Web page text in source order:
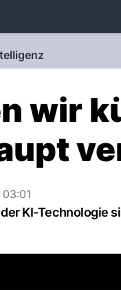
wir
KI-Technologie